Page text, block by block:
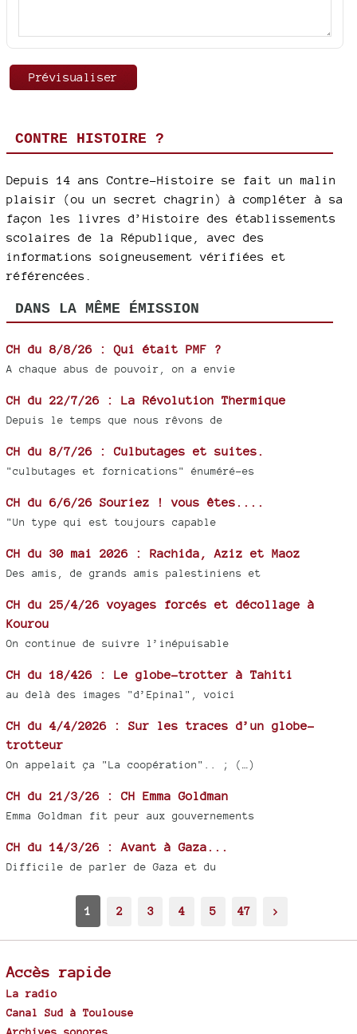
CONTRE HISTOIRE ?
Depuis 14 ans Contre-Histoire se fait un malin
plaisir (ou un secret chagrin) à compléter à sa
façon les livres d’Histoire des établissements
scolaires de la République, avec des
informations soigneusement vérifiées et
référencées.
DANS LA MÊME ÉMISSION
CH du 8/8/26 : Qui était PMF ?
A chaque abus de pouvoir, on a envie
CH du 22/7/26 : La Révolution Thermique
Depuis le temps que nous rêvons de
CH du 8/7/26 : Culbutages et suites.
"culbutages et fornications" énuméré-es
CH du 6/6/26 Souriez ! vous êtes....
"Un type qui est toujours capable
CH du 30 mai 2026 : Rachida, Aziz et Maoz
Des amis, de grands amis palestiniens et
CH du 25/4/26 voyages forcés et décollage à
Kourou
On continue de suivre l’inépuisable
CH du 18/426 : Le globe-trotter à Tahiti
au delà des images "d’Epinal", voici
CH du 4/4/2026 : Sur les traces d’un globe-
trotteur
On appelait ça "La coopération".. ; (…)
CH du 21/3/26 : CH Emma Goldman
Emma Goldman fit peur aux gouvernements
CH du 14/3/26 : Avant à Gaza...
Difficile de parler de Gaza et du
1 2 3 4 5 47 >
Accès rapide
La radio
Canal Sud à Toulouse